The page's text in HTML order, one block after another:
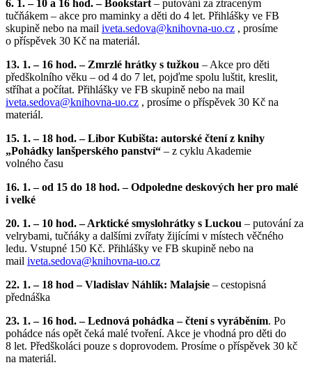
6. 1. – 10 a 16 hod. – Bookstart – putování za ztraceným
tučňákem – akce pro maminky a děti do 4 let. Přihlášky ve FB
skupině nebo na mail iveta.sedova@knihovna-uo.cz , prosíme
o příspěvek 30 Kč na materiál.
13. 1. – 16 hod. – Zmrzlé hrátky s tužkou – Akce pro děti
předškolního věku – od 4 do 7 let, pojďme spolu luštit, kreslit,
stříhat a počítat. Přihlášky ve FB skupině nebo na mail
iveta.sedova@knihovna-uo.cz , prosíme o příspěvek 30 Kč na
materiál.
15. 1. – 18 hod. – Libor Kubišta: autorské čtení z knihy
„Pohádky lanšperského panství“ – z cyklu Akademie
volného času
16. 1. – od 15 do 18 hod. – Odpoledne deskových her pro malé
i velké
20. 1. – 10 hod. – Arktické smyslohrátky s Luckou – putování za
velrybami, tučńáky a dalšími zvířaty žijícími v místech věčného
ledu. Vstupné 150 Kč. Přihlášky ve FB skupině nebo na
mail iveta.sedova@knihovna-uo.cz
22. 1. – 18 hod – Vladislav Náhlík: Malajsie – cestopisná
přednáška
23. 1. – 16 hod. – Lednová pohádka – čtení s vyráběním. Po
pohádce nás opět čeká malé tvoření. Akce je vhodná pro děti do
8 let. Předškoláci pouze s doprovodem. Prosíme o příspěvek 30 kč
na materiál.